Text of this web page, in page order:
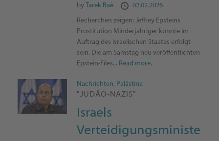
by Tarek Baé 02.02.2026
Recherchen zeigen: Jeffrey Epsteins
Prostitution Minderjähriger könnte im
Auftrag des israelischen Staates erfolgt
sein. Die am Samstag neu veröffentlichten
Epstein-Files... Read more.
Nachrichten, Palästina
"JUDÄO-NAZIS"
Israels
Verteidigungsministe